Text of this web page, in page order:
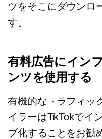
ツをそこにダウンロ
す。
有料広告にイン
ンツを使用する
有機的なトラフィッ
イラーはTikTokでイ
ブ化することをお勧